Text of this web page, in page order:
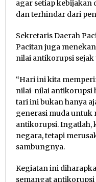
agar setiap kebijakan
dan terhindar dari
Sekretaris Daerah
Pacitan juga
nilai antikorupsi sejak
“Hari ini kita
nilai-nilai antikorupsi
tari ini bukan hanya
generasi muda untuk
antikorupsi. Ingatlah,
negara, tetapi
sambungnya.
Kegiatan ini
semangat